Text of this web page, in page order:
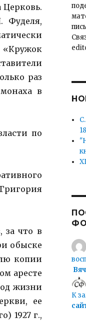
Церковь.
Фуделя,
«Кружок
раз
в
по
за что в
обыске
копии
аресте
жизни
ее
1927 г.,
К